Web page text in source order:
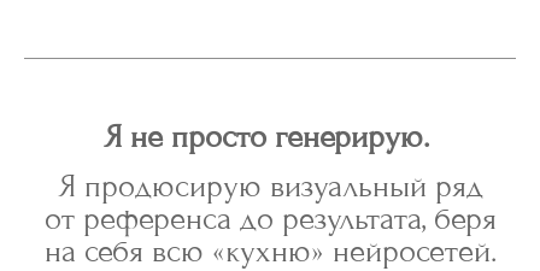
Я не просто генерирую.
Я продюсирую визуальный ряд
от референса до результата, беря
на себя всю «кухню» нейросетей.